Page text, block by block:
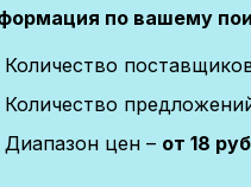
по вашему
Количество
Количество
Диапазон цен – от 18